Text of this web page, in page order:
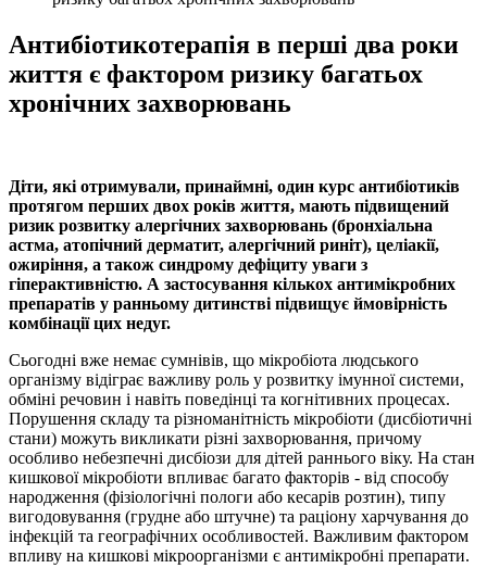
Антибіотикотерапія в перші два роки
життя є фактором ризику багатьох
хронічних захворювань
Діти, які отримували, принаймні, один курс антибіотиків
протягом перших двох років життя, мають підвищений
ризик розвитку алергічних захворювань (бронхіальна
астма, атопічний дерматит, алергічний риніт), целіакії,
ожиріння, а також синдрому дефіциту уваги з
гіперактивністю. А застосування кількох антимікробних
препаратів у ранньому дитинстві підвищує ймовірність
комбінації цих недуг.
Сьогодні вже немає сумнівів, що мікробіота людського
організму відіграє важливу роль у розвитку імунної системи,
обміні речовин і навіть поведінці та когнітивних процесах.
Порушення складу та різноманітність мікробіоти (дисбіотичні
стани) можуть викликати різні захворювання, причому
особливо небезпечні дисбіози для дітей раннього віку. На стан
кишкової мікробіоти впливає багато факторів - від способу
народження (фізіологічні пологи або кесарів розтин), типу
вигодовування (грудне або штучне) та раціону харчування до
інфекцій та географічних особливостей. Важливим фактором
впливу на кишкові мікроорганізми є антимікробні препарати.